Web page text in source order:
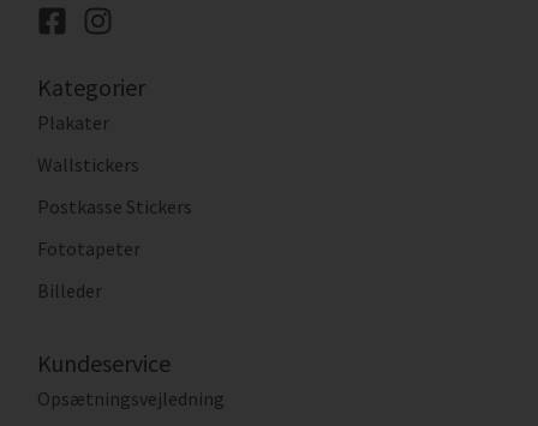
Kategorier
Plakater
Wallstickers
Postkasse Stickers
Fototapeter
Billeder
Kundeservice
Opsætningsvejledning